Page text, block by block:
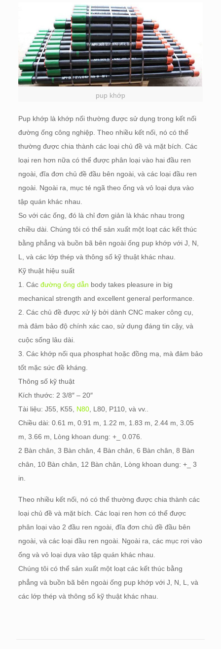
pup khớp
Pup khớp là khớp nối thường được sử dụng trong kết nối
đường ống công nghiệp. Theo nhiều kết nối, nó có thể
thường được chia thành các loại chủ đề và mặt bích. Các
loại ren hơn nữa có thể được phân loại vào hai đầu ren
ngoài, đĩa đơn chủ đề đầu bên ngoài, và các loại đầu ren
ngoài. Ngoài ra, mục té ngã theo ống và vỏ loại dựa vào
tập quán khác nhau.
So với các ống, đó là chỉ đơn giản là khác nhau trong
chiều dài. Chúng tôi có thể sản xuất một loạt các kết thúc
bằng phẳng và buồn bã bên ngoài ống pup khớp với J, N,
L, và các lớp thép và thông số kỹ thuật khác nhau.
Kỹ thuật hiệu suất
1. Các đường ống dẫn body takes pleasure in big
mechanical strength and excellent general performance
2. Các chủ đề được xử lý bởi dành CNC maker công cụ,
mà đảm bảo độ chính xác cao, sử dụng đáng tin cậy, và
cuộc sống lâu dài.
3. Các khớp nối qua phosphat hoặc đồng mạ, mà đảm bảo
tốt mặc sức đề kháng.
Thông số kỹ thuật
Kích thước: 2 3/8″ – 20″
Tài liệu: J55, K55, N80, L80, P110, và vv..
Chiều dài: 0.61 m, 0.91 m, 1.22 m, 1.83 m, 2.44 m, 3.05
m, 3.66 m, Lòng khoan dung: +_ 0.076.
2 Bàn chân, 3 Bàn chân, 4 Bàn chân, 6 Bàn chân, 8 Bàn
chân, 10 Bàn chân, 12 Bàn chân, Lòng khoan dung: +_ 3
in.
Theo nhiều kết nối, nó có thể thường được chia thành các
loại chủ đề và mặt bích. Các loại ren hơn có thể được
phân loại vào 2 đầu ren ngoài, đĩa đơn chủ đề đầu bên
ngoài, và các loại đầu ren ngoài. Ngoài ra, các mục rơi vào
ống và vỏ loại dựa vào tập quán khác nhau.
Chúng tôi có thể sản xuất một loạt các kết thúc bằng
phẳng và buồn bã bên ngoài ống pup khớp với J, N, L, và
các lớp thép và thông số kỹ thuật khác nhau.